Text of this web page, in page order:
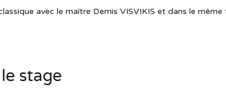
avec le maître Demis VISVIKIS et dans le même
stage